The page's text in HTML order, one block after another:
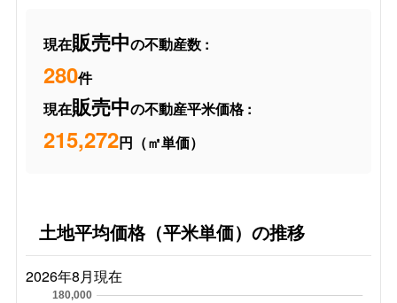
現在販売中の不動産数 :
280件
現在販売中の不動産平米価格 :
215,272円（㎡単価）
土地平均価格（平米単価）の推移
2026年8月現在
180,000